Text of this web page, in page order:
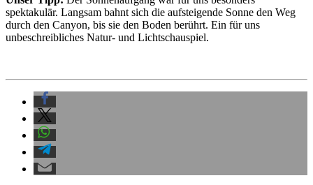
spektakulär. Langsam bahnt sich die aufsteigende Sonne den Weg
durch den Canyon, bis sie den Boden berührt. Ein für uns
unbeschreibliches Natur- und Lichtschauspiel.